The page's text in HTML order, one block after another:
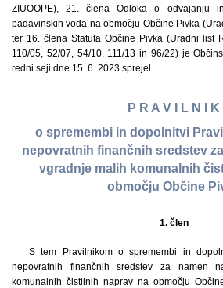
ZIUOOPE), 21. člena Odloka o odvajanju
padavinskih voda na območju Občine Pivka
ter 16. člena Statuta Občine Pivka (Uradni list
110/05, 52/07, 54/10, 111/13 in 96/22) je
redni seji dne 15. 6. 2023 sprejel
P R A V I L N I K
o spremembi in dopolnitvi
nepovratnih finančnih sredstev
vgradnje malih komunalnih
območju Občine
1. člen
S tem Pravilnikom o spremembi in
nepovratnih finančnih sredstev za namen
komunalnih čistilnih naprav na območju